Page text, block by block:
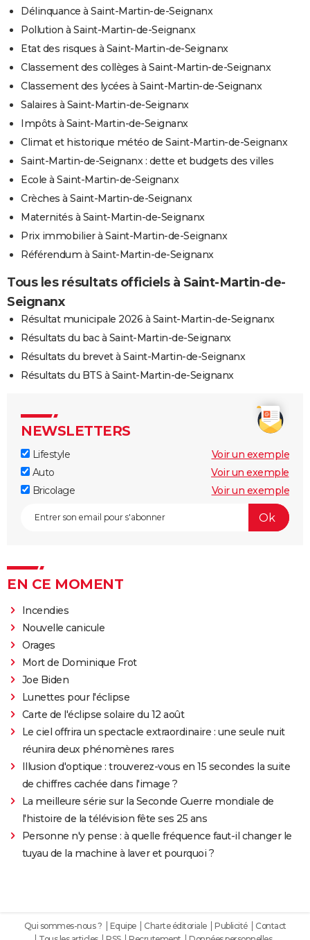
Délinquance à Saint-Martin-de-Seignanx
Pollution à Saint-Martin-de-Seignanx
Etat des risques à Saint-Martin-de-Seignanx
Classement des collèges à Saint-Martin-de-Seignanx
Classement des lycées à Saint-Martin-de-Seignanx
Salaires à Saint-Martin-de-Seignanx
Impôts à Saint-Martin-de-Seignanx
Climat et historique météo de Saint-Martin-de-Seignanx
Saint-Martin-de-Seignanx : dette et budgets des villes
Ecole à Saint-Martin-de-Seignanx
Crèches à Saint-Martin-de-Seignanx
Maternités à Saint-Martin-de-Seignanx
Prix immobilier à Saint-Martin-de-Seignanx
Référendum à Saint-Martin-de-Seignanx
Tous les résultats officiels à Saint-Martin-de-
Seignanx
Résultat municipale 2026 à Saint-Martin-de-Seignanx
Résultats du bac à Saint-Martin-de-Seignanx
Résultats du brevet à Saint-Martin-de-Seignanx
Résultats du BTS à Saint-Martin-de-Seignanx
NEWSLETTERS
Lifestyle
Voir un exemple
Auto
Voir un exemple
Bricolage
Voir un exemple
EN CE MOMENT
Incendies
Nouvelle canicule
Orages
Mort de Dominique Frot
Joe Biden
Lunettes pour l'éclipse
Carte de l'éclipse solaire du 12 août
Le ciel offrira un spectacle extraordinaire : une seule nuit
réunira deux phénomènes rares
Illusion d'optique : trouverez-vous en 15 secondes la suite
de chiffres cachée dans l'image ?
La meilleure série sur la Seconde Guerre mondiale de
l'histoire de la télévision fête ses 25 ans
Personne n'y pense : à quelle fréquence faut-il changer le
tuyau de la machine à laver et pourquoi ?
Qui sommes-nous ? Equipe Charte éditoriale Publicité
Contact